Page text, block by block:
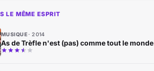
LE MÊME ESPRIT
MUSIQUE 2014
As de Trèfle n'est (pas) comme tout le monde